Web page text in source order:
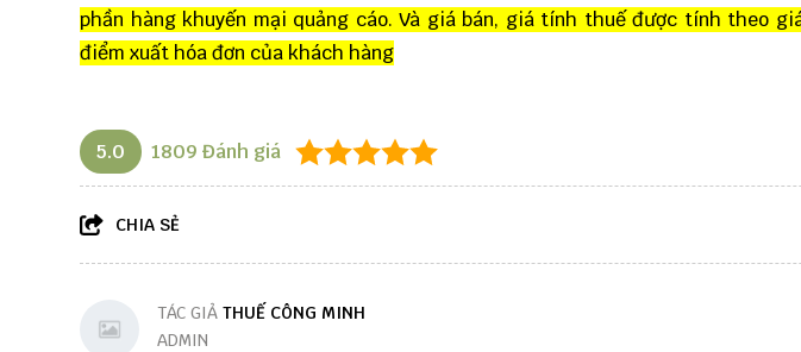
phần hàng khuyến mại quảng cáo. Và giá bán, giá tính thuế được tính theo
điểm xuất hóa đơn của khách hàng
5.0 1809 Đánh giá
CHIA SẺ
TÁC GIẢ THUẾ CÔNG MINH
ADMIN